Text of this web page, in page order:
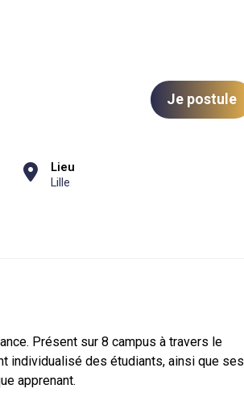
Je postule
Lieu
Lille
Présent sur 8 campus à travers le
individualisé des étudiants, ainsi que ses
apprenant.